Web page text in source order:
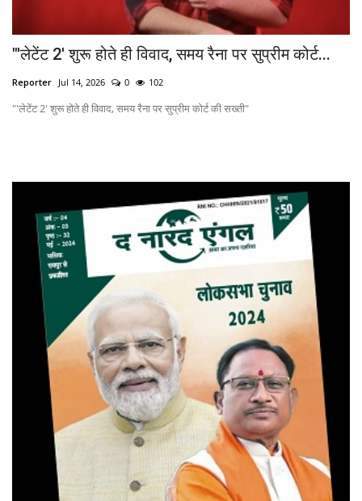
"'लेटेंट 2' शुरू होते ही विवाद, समय रैना पर सुप्रीम कोर्ट...
Reporter Jul 14, 2026 0 102
"'लेटेंट 2' शुरू होते ही विवाद, समय रैना पर सुप्रीम कोर्ट की सख्ती"